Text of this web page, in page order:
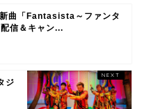
曲「Fantasista～ファンタ
信＆キャン...
ジ